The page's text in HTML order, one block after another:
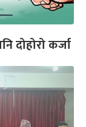
दोहोरो कर्जा